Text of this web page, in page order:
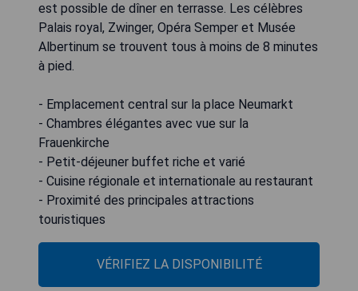
est possible de dîner en terrasse. Les célèbres
Palais royal, Zwinger, Opéra Semper et Musée
Albertinum se trouvent tous à moins de 8 minutes
à pied.
- Emplacement central sur la place Neumarkt
- Chambres élégantes avec vue sur la
Frauenkirche
- Petit-déjeuner buffet riche et varié
- Cuisine régionale et internationale au restaurant
- Proximité des principales attractions
touristiques
VÉRIFIEZ LA DISPONIBILITÉ